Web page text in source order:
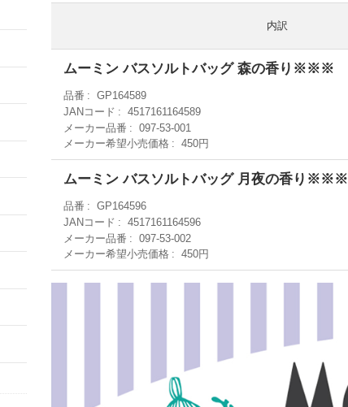
内訳
ムーミン バスソルトバッグ 森の香り※※※
品番
GP164589
JANコード
4517161164589
メーカー品番
097-53-001
メーカー希望小売価格
450円
ムーミン バスソルトバッグ 月夜の香り※※※
品番
GP164596
JANコード
4517161164596
メーカー品番
097-53-002
メーカー希望小売価格
450円